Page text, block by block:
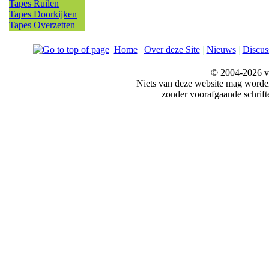
Tapes Ruilen
Tapes Doorkijken
Tapes Overzetten
Home| Over deze Site| Nieuws|
© 2004-2026
Niets van deze website mag
zonder voorafgaande